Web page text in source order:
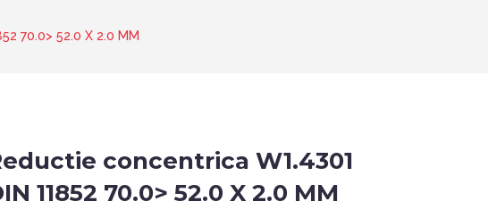
70.0> 52.0 X 2.0 MM
concentrica W1.4301
11852 70.0> 52.0 X 2.0 MM